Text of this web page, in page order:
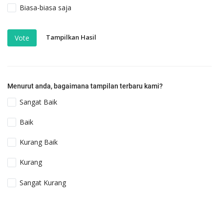
Biasa-biasa saja
Vote Tampilkan Hasil
Menurut anda, bagaimana tampilan terbaru kami?
Sangat Baik
Baik
Kurang Baik
Kurang
Sangat Kurang